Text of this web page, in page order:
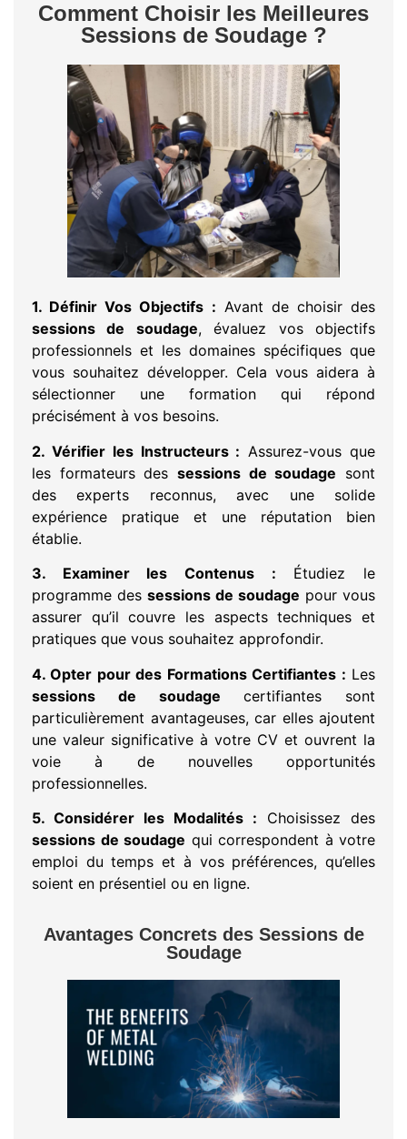
Comment Choisir les Meilleures
Sessions de Soudage ?
1. Définir Vos Objectifs : Avant de choisir des
sessions de soudage, évaluez vos objectifs
professionnels et les domaines spécifiques que
vous souhaitez développer. Cela vous aidera à
sélectionner une formation qui répond
précisément à vos besoins.
2. Vérifier les Instructeurs : Assurez-vous que
les formateurs des sessions de soudage sont
des experts reconnus, avec une solide
expérience pratique et une réputation bien
établie.
3. Examiner les Contenus : Étudiez le
programme des sessions de soudage pour vous
assurer qu’il couvre les aspects techniques et
pratiques que vous souhaitez approfondir.
4. Opter pour des Formations Certifiantes : Les
sessions de soudage certifiantes sont
particulièrement avantageuses, car elles ajoutent
une valeur significative à votre CV et ouvrent la
voie à de nouvelles opportunités
professionnelles.
5. Considérer les Modalités : Choisissez des
sessions de soudage qui correspondent à votre
emploi du temps et à vos préférences, qu’elles
soient en présentiel ou en ligne.
Avantages Concrets des Sessions de
Soudage